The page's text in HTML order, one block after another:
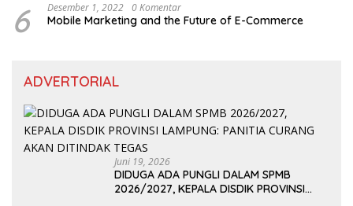
6 Desember 1, 2022 0 Komentar
Mobile Marketing and the Future of E-Commerce
ADVERTORIAL
Juni 19, 2026
DIDUGA ADA PUNGLI DALAM SPMB
2026/2027, KEPALA DISDIK PROVINSI